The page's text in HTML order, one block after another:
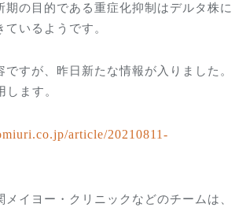
期の目的である重症化抑制はデルタ株に
いるようです。
ですが、昨日新たな情報が入りました。
します。
article/20210811-
メイヨー・クリニックなどのチームは、